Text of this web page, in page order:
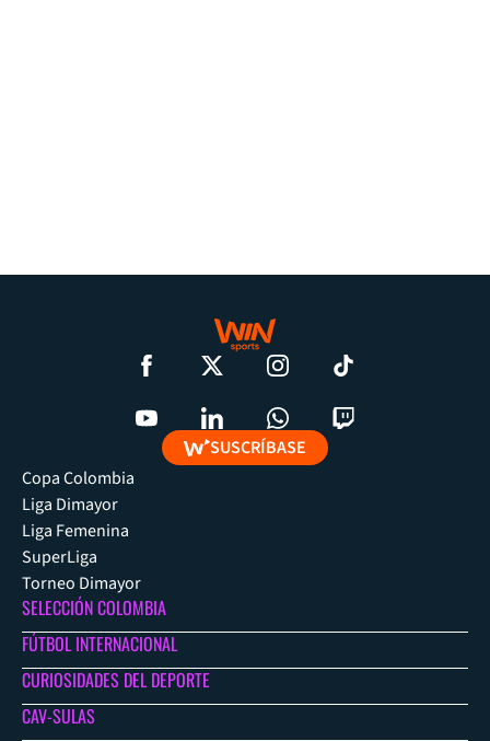
SUSCRÍBASE
Copa Colombia
Liga Dimayor
Liga Femenina
SuperLiga
Torneo Dimayor
SELECCIÓN COLOMBIA
FÚTBOL INTERNACIONAL
CURIOSIDADES DEL DEPORTE
CAV-SULAS